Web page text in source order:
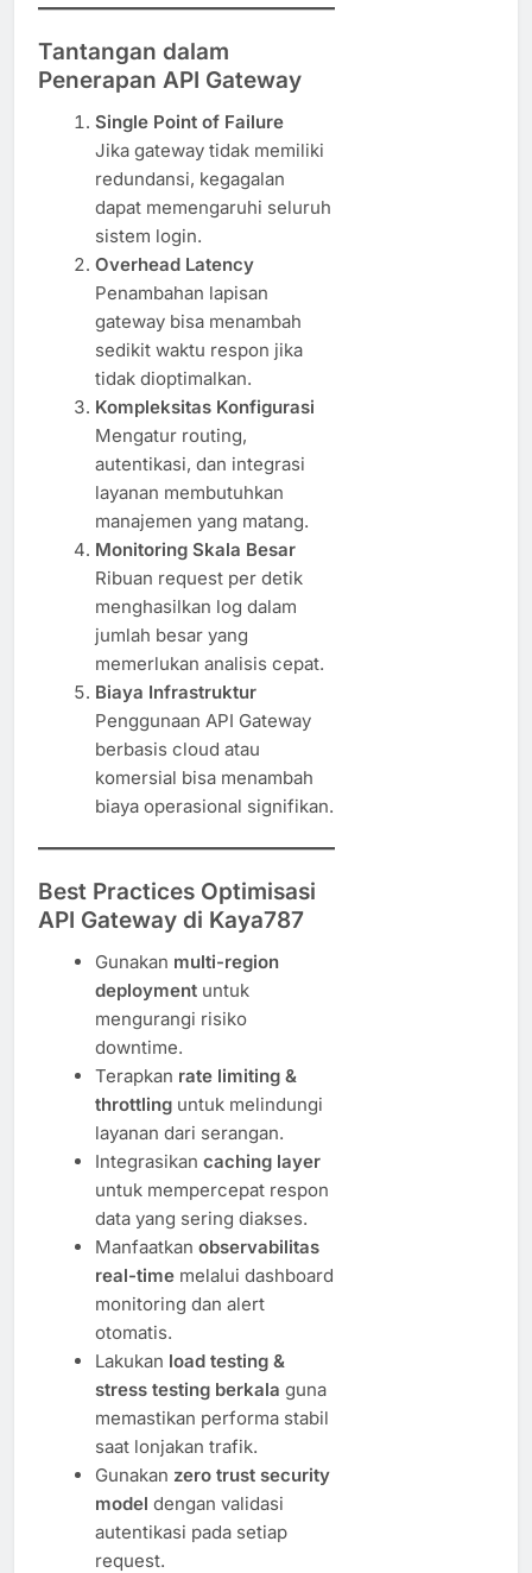
Tantangan dalam
Penerapan API Gateway
Single Point of Failure
Jika gateway tidak memiliki
redundansi, kegagalan
dapat memengaruhi seluruh
sistem login.
Overhead Latency
Penambahan lapisan
gateway bisa menambah
sedikit waktu respon jika
tidak dioptimalkan.
Kompleksitas Konfigurasi
Mengatur routing,
autentikasi, dan integrasi
layanan membutuhkan
manajemen yang matang.
Monitoring Skala Besar
Ribuan request per detik
menghasilkan log dalam
jumlah besar yang
memerlukan analisis cepat.
Biaya Infrastruktur
Penggunaan API Gateway
berbasis cloud atau
komersial bisa menambah
biaya operasional signifikan.
Best Practices Optimisasi
API Gateway di Kaya787
Gunakan multi-region
deploymentuntuk
mengurangi risiko
downtime.
Terapkan rate limiting &
throttlinguntuk melindungi
layanan dari serangan.
Integrasikan caching layer
untuk mempercepat respon
data yang sering diakses.
Manfaatkan observabilitas
real-timemelalui dashboard
monitoring dan alert
otomatis.
Lakukan load testing &
stress testing berkala guna
memastikan performa stabil
saat lonjakan trafik.
Gunakan zero trust security
model dengan validasi
autentikasi pada setiap
request.